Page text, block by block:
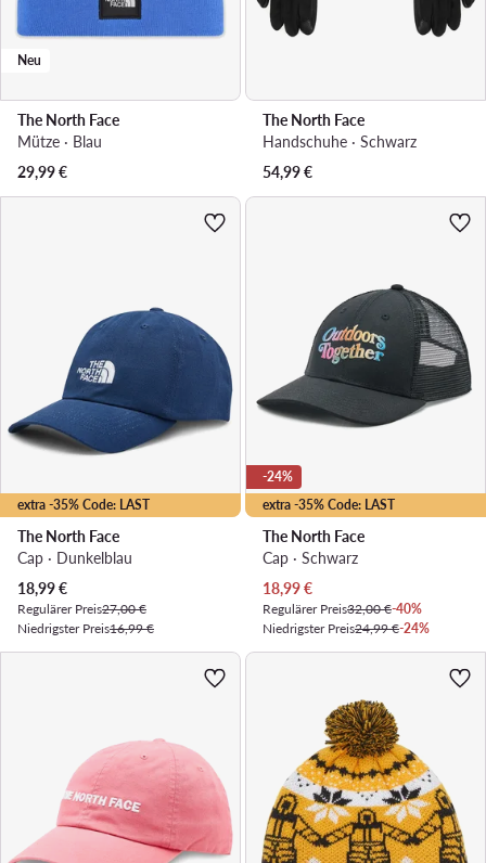
Neu
The North Face
Mütze · Blau
29,99€
The North Face
Handschuhe · Schwarz
54,99€
extra -35% Code: LAST
The North Face
Cap · Dunkelblau
Aktueller Preis
18,99€
Regulärer Preis27,00 €
Niedrigster Preis16,99 €
extra -35% Code: LAST
-24%
The North Face
Cap · Schwarz
Aktueller Preis
18,99€
Regulärer Preis32,00 €-40%
Niedrigster Preis24,99 €-24%